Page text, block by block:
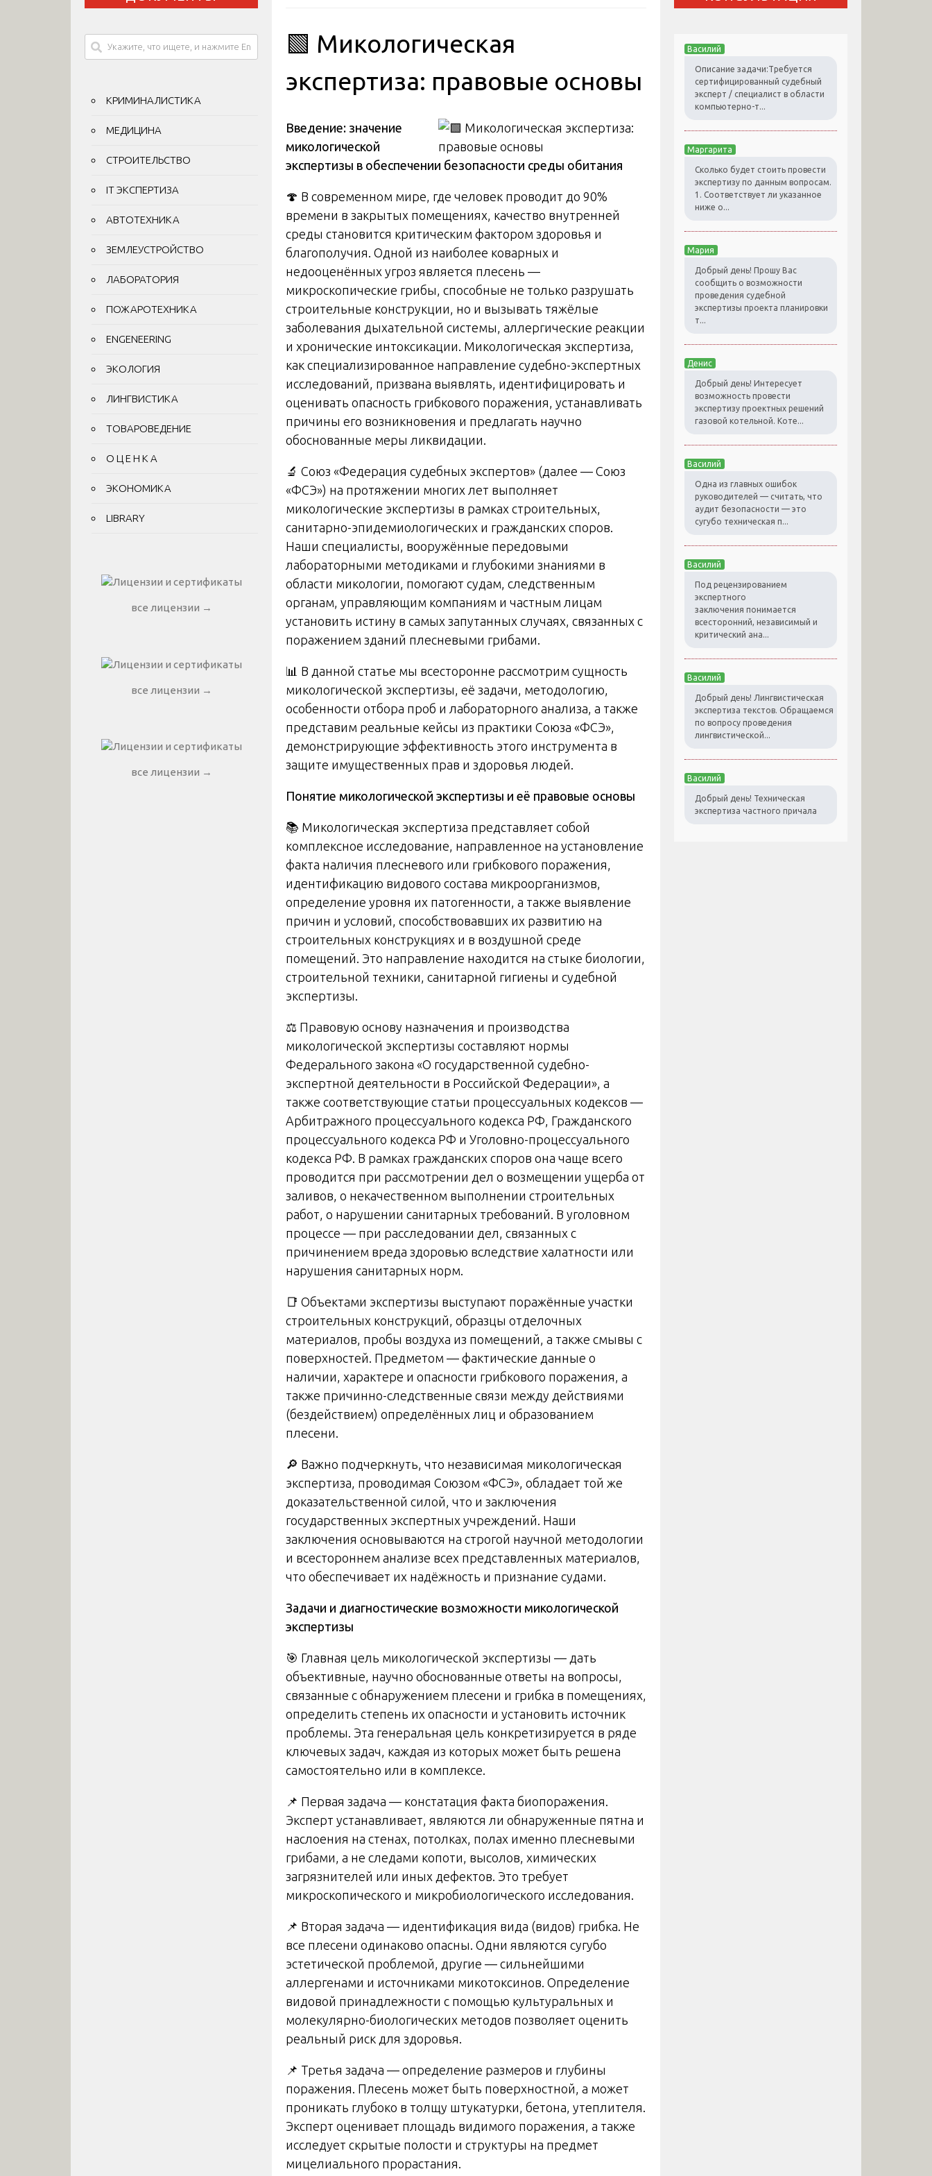
🟩 Микологическая
экспертиза: правовые основы
Введение: значение
микологической
экспертизы в обеспечении безопасности среды обитания
🍄 В современном мире, где человек проводит до 90%
времени в закрытых помещениях, качество внутренней
среды становится критическим фактором здоровья и
благополучия. Одной из наиболее коварных и
недооценённых угроз является плесень —
микроскопические грибы, способные не только разрушать
строительные конструкции, но и вызывать тяжёлые
заболевания дыхательной системы, аллергические реакции
и хронические интоксикации. Микологическая экспертиза,
как специализированное направление судебно-экспертных
исследований, призвана выявлять, идентифицировать и
оценивать опасность грибкового поражения, устанавливать
причины его возникновения и предлагать научно
обоснованные меры ликвидации.
🔬 Союз «Федерация судебных экспертов» (далее — Союз
«ФСЭ») на протяжении многих лет выполняет
микологические экспертизы в рамках строительных,
санитарно-эпидемиологических и гражданских споров.
Наши специалисты, вооружённые передовыми
лабораторными методиками и глубокими знаниями в
области микологии, помогают судам, следственным
органам, управляющим компаниям и частным лицам
установить истину в самых запутанных случаях, связанных с
поражением зданий плесневыми грибами.
📊 В данной статье мы всесторонне рассмотрим сущность
микологической экспертизы, её задачи, методологию,
особенности отбора проб и лабораторного анализа, а также
представим реальные кейсы из практики Союза «ФСЭ»,
демонстрирующие эффективность этого инструмента в
защите имущественных прав и здоровья людей.
Понятие микологической экспертизы и её правовые основы
📚 Микологическая экспертиза представляет собой
комплексное исследование, направленное на установление
факта наличия плесневого или грибкового поражения,
идентификацию видового состава микроорганизмов,
определение уровня их патогенности, а также выявление
причин и условий, способствовавших их развитию на
строительных конструкциях и в воздушной среде
помещений. Это направление находится на стыке биологии,
строительной техники, санитарной гигиены и судебной
экспертизы.
⚖️ Правовую основу назначения и производства
микологической экспертизы составляют нормы
Федерального закона «О государственной судебно-
экспертной деятельности в Российской Федерации», а
также соответствующие статьи процессуальных кодексов —
Арбитражного процессуального кодекса РФ, Гражданского
процессуального кодекса РФ и Уголовно-процессуального
кодекса РФ. В рамках гражданских споров она чаще всего
проводится при рассмотрении дел о возмещении ущерба от
заливов, о некачественном выполнении строительных
работ, о нарушении санитарных требований. В уголовном
процессе — при расследовании дел, связанных с
причинением вреда здоровью вследствие халатности или
нарушения санитарных норм.
📑 Объектами экспертизы выступают поражённые участки
строительных конструкций, образцы отделочных
материалов, пробы воздуха из помещений, а также смывы с
поверхностей. Предметом — фактические данные о
наличии, характере и опасности грибкового поражения, а
также причинно-следственные связи между действиями
(бездействием) определённых лиц и образованием
плесени.
🔎 Важно подчеркнуть, что независимая микологическая
экспертиза, проводимая Союзом «ФСЭ», обладает той же
доказательственной силой, что и заключения
государственных экспертных учреждений. Наши
заключения основываются на строгой научной методологии
и всестороннем анализе всех представленных материалов,
что обеспечивает их надёжность и признание судами.
Задачи и диагностические возможности микологической
экспертизы
🎯 Главная цель микологической экспертизы — дать
объективные, научно обоснованные ответы на вопросы,
связанные с обнаружением плесени и грибка в помещениях,
определить степень их опасности и установить источник
проблемы. Эта генеральная цель конкретизируется в ряде
ключевых задач, каждая из которых может быть решена
самостоятельно или в комплексе.
📌 Первая задача — констатация факта биопоражения.
Эксперт устанавливает, являются ли обнаруженные пятна и
наслоения на стенах, потолках, полах именно плесневыми
грибами, а не следами копоти, высолов, химических
загрязнителей или иных дефектов. Это требует
микроскопического и микробиологического исследования.
📌 Вторая задача — идентификация вида (видов) грибка. Не
все плесени одинаково опасны. Одни являются сугубо
эстетической проблемой, другие — сильнейшими
аллергенами и источниками микотоксинов. Определение
видовой принадлежности с помощью культуральных и
молекулярно-биологических методов позволяет оценить
реальный риск для здоровья.
📌 Третья задача — определение размеров и глубины
поражения. Плесень может быть поверхностной, а может
проникать глубоко в толщу штукатурки, бетона, утеплителя.
Эксперт оценивает площадь видимого поражения, а также
исследует скрытые полости и структуры на предмет
мицелиального прорастания.
КРИМИНАЛИСТИКА
МЕДИЦИНА
СТРОИТЕЛЬСТВО
IT ЭКСПЕРТИЗА
АВТОТЕХНИКА
ЗЕМЛЕУСТРОЙСТВО
ЛАБОРАТОРИЯ
ПОЖАРОТЕХНИКА
ENGENEERING
ЭКОЛОГИЯ
ЛИНГВИСТИКА
ТОВАРОВЕДЕНИЕ
О Ц Е Н К А
ЭКОНОМИКА
LIBRARY
все лицензии →
все лицензии →
все лицензии →
Василий
Описание задачи:Требуется
сертифицированный судебный
эксперт / специалист в области
компьютерно-т...
Маргарита
Сколько будет стоить провести
экспертизу по данным вопросам.
1. Соответствует ли указанное
ниже о...
Мария
Добрый день! Прошу Вас
сообщить о возможности
проведения судебной
экспертизы проекта планировки
т...
Денис
Добрый день! Интересует
возможность провести
экспертизу проектных решений
газовой котельной. Коте...
Василий
Одна из главных ошибок
руководителей — считать, что
аудит безопасности — это
сугубо техническая п...
Василий
Под рецензированием
экспертного
заключения понимается
всесторонний, независимый и
критический ана...
Василий
Добрый день! Лингвистическая
экспертиза текстов. Обращаемся
по вопросу проведения
лингвистической...
Василий
Добрый день! Техническая
экспертиза частного причала